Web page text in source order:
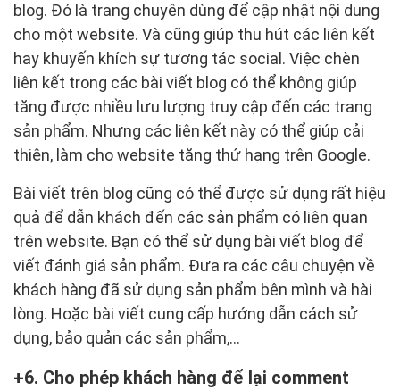
blog. Đó là trang chuyên dùng để cập nhật nội dung
cho một website. Và cũng giúp thu hút các liên kết
hay khuyến khích sự tương tác social. Việc chèn
liên kết trong các bài viết blog có thể không giúp
tăng được nhiều lưu lượng truy cập đến các trang
sản phẩm. Nhưng các liên kết này có thể giúp cải
thiện, làm cho website tăng thứ hạng trên Google.
Bài viết trên blog cũng có thể được sử dụng rất hiệu
quả để dẫn khách đến các sản phẩm có liên quan
trên website. Bạn có thể sử dụng bài viết blog để
viết đánh giá sản phẩm. Đưa ra các câu chuyện về
khách hàng đã sử dụng sản phẩm bên mình và hài
lòng. Hoặc bài viết cung cấp hướng dẫn cách sử
dụng, bảo quản các sản phẩm,…
6. Cho phép khách hàng để lại comment